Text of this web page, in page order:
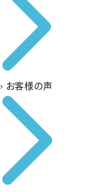
› お客様の声